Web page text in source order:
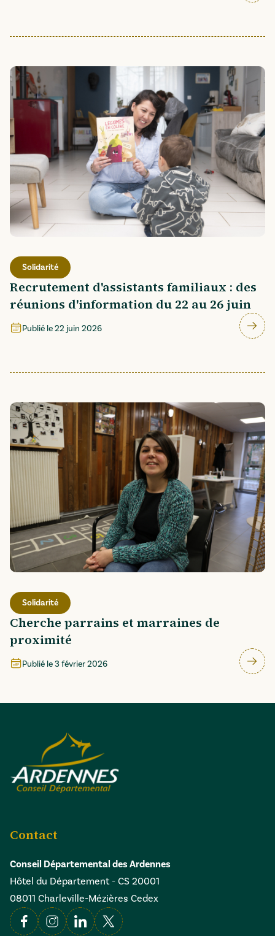
Solidarité
Recrutement d'assistants familiaux : des
réunions d'information du 22 au 26 juin
Publié le22 juin 2026
Solidarité
Cherche parrains et marraines de
proximité
Publié le3 février 2026
Contact
Conseil Départemental des Ardennes
Hôtel du Département - CS 20001
08011 Charleville-Mézières Cedex